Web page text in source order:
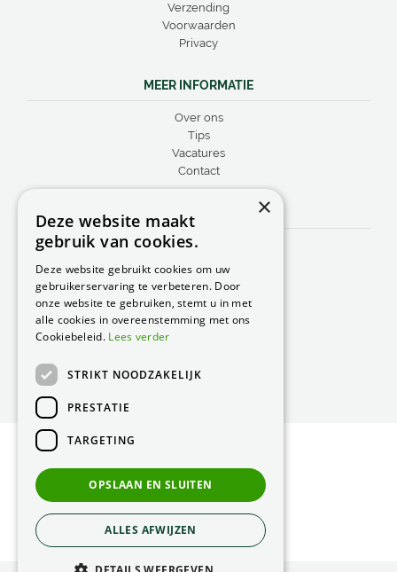
Verzending
Voorwaarden
Privacy
MEER INFORMATIE
Over ons
Tips
Vacatures
Contact
CONTACT
Peacock Garden Supports
Industrieweg 22
5688 DP Oirschot
Nederland
T.0499 57 40 80
Privacy Statement
Green Solutions
×
Deze website maakt
gebruik van cookies.
Deze website gebruikt cookies om uw
gebruikerservaring te verbeteren. Door
onze website te gebruiken, stemt u in met
alle cookies in overeenstemming met ons
Cookiebeleid. Lees verder
STRIKT NOODZAKELIJK
PRESTATIE
TARGETING
OPSLAAN EN SLUITEN
ALLES AFWIJZEN